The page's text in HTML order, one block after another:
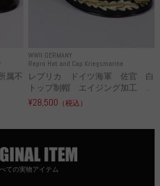
属不
WWII GERMANY
Repro Hat and Cap Kriegsmarine
レプリカ ドイツ海軍 佐官 白
トップ制帽 エイジング加工 ...
¥28,500 （税込）
ての実物アイテム